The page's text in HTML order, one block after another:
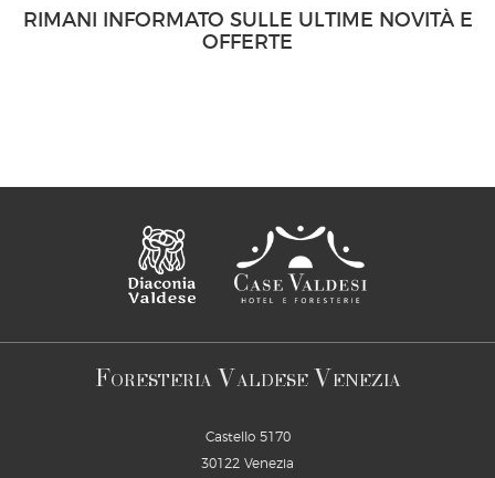
RIMANI INFORMATO SULLE ULTIME NOVITÀ E
OFFERTE
FORESTERIAV ALDESEV ENEZIA
Castello 5170
30122 Venezia